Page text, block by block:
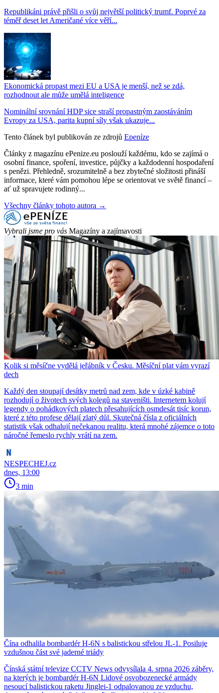
Republikáni právě přišli o svůj největší politický trumf. Poprvé za
téměř deset let Američané více věří...
Ekonomická propast mezi EU a USA je menší, než se zdá,
rozhodnout ale může umělá inteligence
Nominální srovnání HDP sice straší propastným zaostáváním
Evropy za USA, parita kupní síly však ukazuje...
Tento článek byl publikován ze zdrojů Epeníze
Články z magazínu ePenize.eu poslouží každému, kdo se zajímá o
osobní finance, spoření, investice, půjčky a každodenní hospodaření
s penězi. Přehledně, srozumitelně a bez zbytečné složitosti přináší
informace, které vám pomohou lépe se orientovat ve světě financí –
ať už spravujete rodinný...
Všechny články tohoto autora →
Vybrali jsme pro vás Magazíny a zajímavosti
Kolik si měsíčne vydělá jeřábník v Česku. Měsíční plat vám vyrazí
dech
Každý den stoupají desítky metrů nad zem, kde v úzké kabině
rozhodují o životech svých kolegů na staveništi. Internetem kolují
legendy o pohádkových platech přesahujících osmdesát tisíc korun,
které z této profese dělají zlatý důl. Skutečná čísla z oficiálních
statistik však odhalují nečekanou realitu, která mnohé zájemce o toto
náročné řemeslo rychly vrátí na zem.
NESPECHEJ.cz
dnes, 13:00
3 min
Čína odhalila bombardér H-6N s balistickou střelou JL-1. Posiluje
vzdušnou část své jaderné triády
Čínská státní televize CCTV News odvysílala 4. srpna 2026 záběry,
na kterých je bombardér H-6N Lidové osvobozenecké armády
nesoucí balistickou raketu Jinglei-1 odpalovanou ze vzduchu,